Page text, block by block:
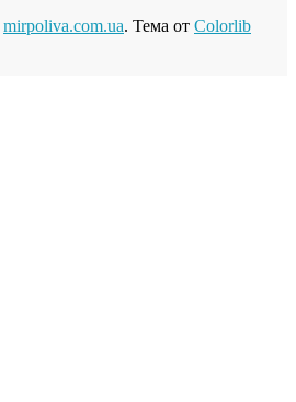
mirpoliva.com.ua. Тема от Colorlib